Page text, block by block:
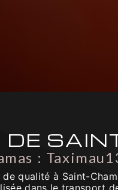
DE
:
qualité à Saint-
dans le transport